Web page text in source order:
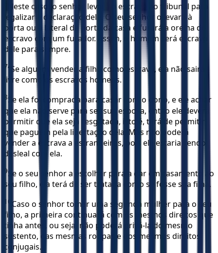
Neste caso, o senhor levará o escravo ao tribunal para
legalizar a declaração dele. O seu senhor o levará à
porta ou à lateral da porta da casa e furará a orelha do
escravo com um furador. Assim, o homem será escravo
dele para sempre.
7“Se alguém vender a filha como escrava, ela não sairá
livre como os escravos homens.
8Se ela foi comprada para casar com o dono, e ele achar
que ela não serve para ser sua esposa, então ele deverá
permitir que ela seja resgatada, isto é, terá de permitir
que paguem pela libertação dela. Mas não poderá
vender a escrava a estrangeiros, pois ele estaria sendo
desleal com ela.
9Se o seu senhor a escolher para a dar em casamento ao
seu filho, ela terá de ser tratada como se fosse sua filha.
10 Caso o senhor tomar uma segunda mulher para o seu
filho, a primeira continuará com os mesmos direitos que
tinha antes, ou seja, não poderá privá-la do mesmo
sustento, das mesmas roupas e dos mesmos direitos
conjugais.